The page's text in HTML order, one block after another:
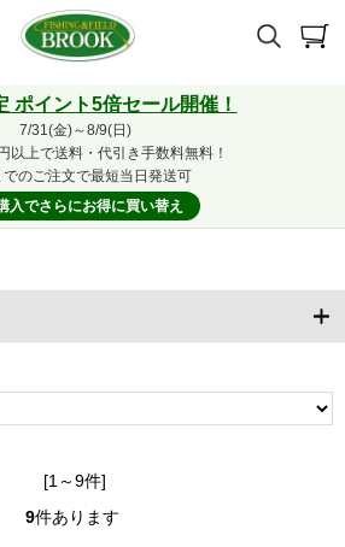
ポイント5倍セール開催！
7/31(金)～8/9(日)
以上で送料・代引き手数料無料！
でのご注文で最短当日発送可
入でさらにお得に買い替え
[1～9件]
9件あります